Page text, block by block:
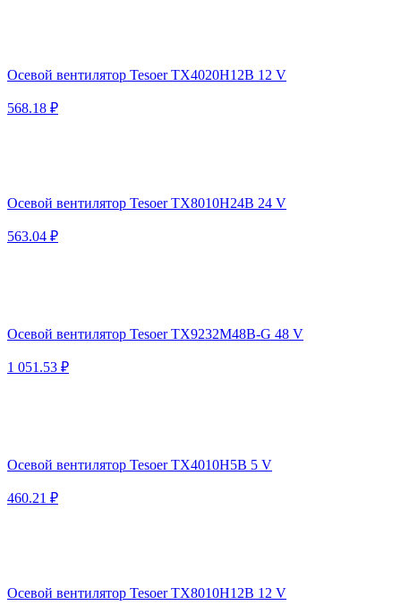
Осевой вентилятор Tesoer TX4020H12B 12 V
568.18 ₽
Осевой вентилятор Tesoer TX8010H24B 24 V
563.04 ₽
Осевой вентилятор Tesoer TX9232M48B-G 48 V
1 051.53 ₽
Осевой вентилятор Tesoer TX4010H5B 5 V
460.21 ₽
Осевой вентилятор Tesoer TX8010H12B 12 V